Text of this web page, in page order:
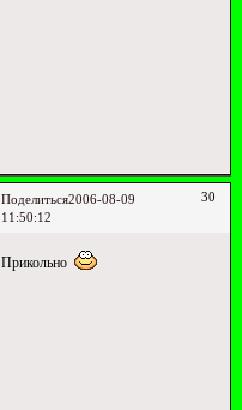
Поделиться 30
2006-08-09
11:50:12
Прикольно